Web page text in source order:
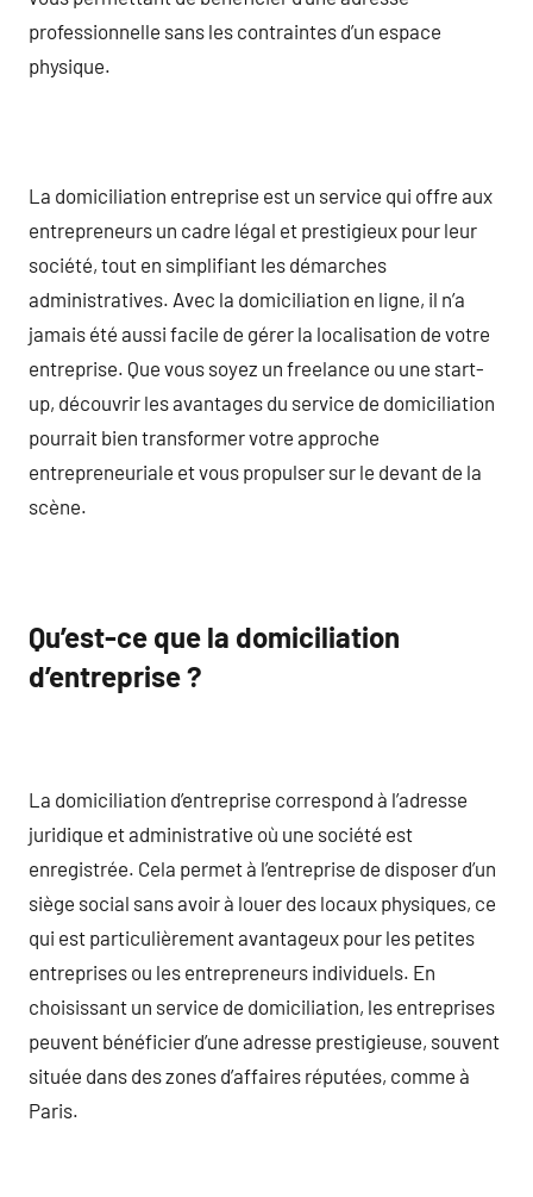
professionnelle sans les contraintes d’un espace
physique.
La domiciliation entreprise est un service qui offre aux
entrepreneurs un cadre légal et prestigieux pour leur
société, tout en simplifiant les démarches
administratives. Avec la domiciliation en ligne, il n’a
jamais été aussi facile de gérer la localisation de votre
entreprise. Que vous soyez un freelance ou une start-
up, découvrir les avantages du service de domiciliation
pourrait bien transformer votre approche
entrepreneuriale et vous propulser sur le devant de la
scène.
Qu’est-ce que la domiciliation
d’entreprise ?
La domiciliation d’entreprise correspond à l’adresse
juridique et administrative où une société est
enregistrée. Cela permet à l’entreprise de disposer d’un
siège social sans avoir à louer des locaux physiques, ce
qui est particulièrement avantageux pour les petites
entreprises ou les entrepreneurs individuels. En
choisissant un service de domiciliation, les entreprises
peuvent bénéficier d’une adresse prestigieuse, souvent
située dans des zones d’affaires réputées, comme à
Paris.